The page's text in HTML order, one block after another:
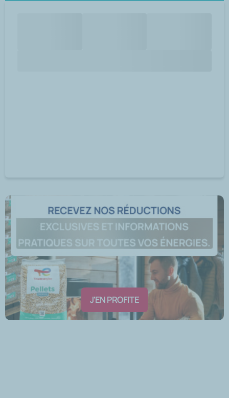
J'EN PROFITE